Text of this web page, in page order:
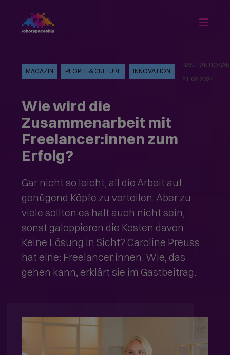
MAGAZIN PEOPLE & CULTURE INNOVATION
BASTIAN HOSAN
21.02.2024
Wie wird die
Zusammenarbeit mit
Freelancer:innen zum
Erfolg?
Gar nicht so leicht, all die Arbeit auf
genügend Köpfe zu verteilen. Aber zu
viele sollten es halt auch nicht sein,
sonst galoppieren die Kosten davon.
Keine Lösung in Sicht? Caroline Preuss
hat eine: Freelancer:innen. Wie, das
gehen kann, erklärt sie im Gastbeitrag.